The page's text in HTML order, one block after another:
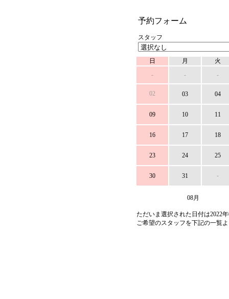
予約フォーム
スタッフ
日 月
火
-
- -
02 03 04
09 10 11
16 17 18
23 24 25
30 31 -
08月
ただいま選択された日付は2022
ご希望のスタッフを下記の一覧